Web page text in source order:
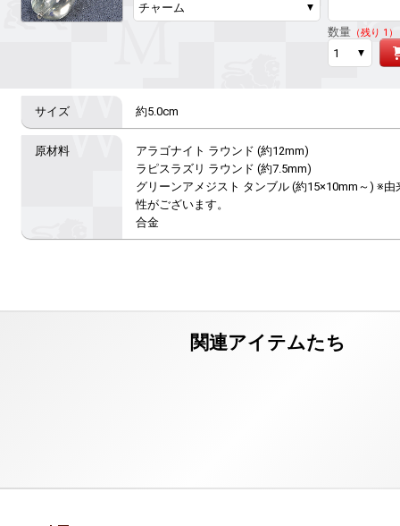
数量（残り 1）
約5.0cm
アラゴナイト ラウンド (約12mm)
ラピスラズリ ラウンド (約7.5mm)
グリーンアメジスト タンブル (約15×10mm～) ※
性がございます。
合金